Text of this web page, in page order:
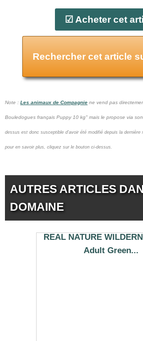
☑ Acheter cet
Rechercher cet article
Note : Les animaux de Compagnie ne vend pas
Bouledogues français Puppy 10 kg" mais le propose via
dessus est donc susceptible d'avoir été modifié depuis la dernière
pour en savoir plus, cliquez sur le bouton ci-dessus.
AUTRES ARTICLES
DOMAINE
REAL NATURE
Adult Green...